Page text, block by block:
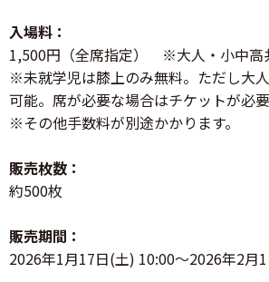
入場料：
1,500円（全席指定） ※大人・小中高
※未就学児は膝上のみ無料。ただし大
可能。席が必要な場合はチケットが必要
※その他手数料が別途かかります。
販売枚数：
約500枚
販売期間：
2026年1月17日(土) 10:00～2026年2月